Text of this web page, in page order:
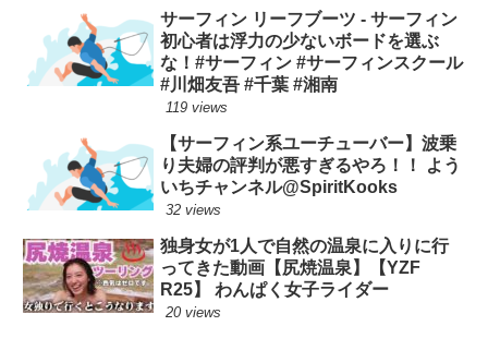
サーフィン リーフブーツ - サーフィン
初心者は浮力の少ないボードを選ぶ
な！#サーフィン #サーフィンスクール
#川畑友吾 #千葉 #湘南
119 views
【サーフィン系ユーチューバー】波乗
り夫婦の評判が悪すぎるやろ！！ よう
いちチャンネル@SpiritKooks
32 views
独身女が1人で自然の温泉に入りに行
ってきた動画【尻焼温泉】【YZF
R25】 わんぱく女子ライダー
20 views